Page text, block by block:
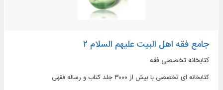
جامع فقه اهل البیت علیهم السلام ۲
کتابخانه تخصصی فقه
کتابخانه ای تخصصی با بیش از ۳۰۰۰ جلد کتاب و رساله فقهی